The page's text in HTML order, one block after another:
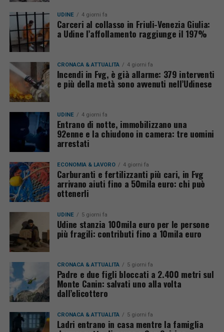
UDINE 4 giorni fa
Carceri al collasso in Friuli-Venezia Giulia:
a Udine l’affollamento raggiunge il 197%
CRONACA & ATTUALITÀ 4 giorni fa
Incendi in Fvg, è già allarme: 379 interventi
e più della metà sono avvenuti nell’Udinese
UDINE 4 giorni fa
Entrano di notte, immobilizzano una
92enne e la chiudono in camera: tre uomini
arrestati
ECONOMIA & LAVORO 4 giorni fa
Carburanti e fertilizzanti più cari, in Fvg
arrivano aiuti fino a 50mila euro: chi può
ottenerli
UDINE 5 giorni fa
Udine stanzia 100mila euro per le persone
più fragili: contributi fino a 10mila euro
CRONACA & ATTUALITÀ 5 giorni fa
Padre e due figli bloccati a 2.400 metri sul
Monte Canin: salvati uno alla volta
dall’elicottero
CRONACA & ATTUALITÀ 5 giorni fa
Ladri entrano in casa mentre la famiglia